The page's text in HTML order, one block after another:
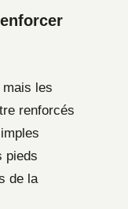
mais les
renforcés
pieds
de la